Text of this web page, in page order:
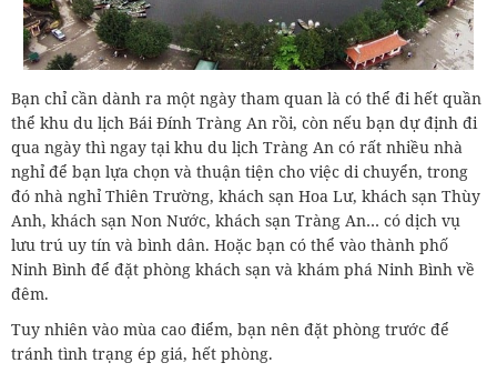
Bạn chỉ cần dành ra một ngày tham quan là có thể đi hết quần
thể khu du lịch Bái Đính Tràng An rồi, còn nếu bạn dự định đi
qua ngày thì ngay tại khu du lịch Tràng An có rất nhiều nhà
nghỉ để bạn lựa chọn và thuận tiện cho việc di chuyển, trong
đó nhà nghỉ Thiên Trường, khách sạn Hoa Lư, khách sạn Thùy
Anh, khách sạn Non Nước, khách sạn Tràng An… có dịch vụ
lưu trú uy tín và bình dân. Hoặc bạn có thể vào thành phố
Ninh Bình để đặt phòng khách sạn và khám phá Ninh Bình về
đêm.
Tuy nhiên vào mùa cao điểm, bạn nên đặt phòng trước để
tránh tình trạng ép giá, hết phòng.